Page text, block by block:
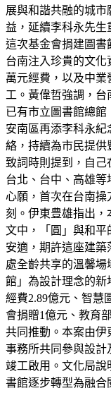
展與和諧共融的城
益，延續李科永先生
這次基金會捐建圖書
台南注入珍貴的文化
萬元經費，以及中
工。黃偉哲強調，
已有市立圖書館總
安南區再添李科永紀
絡，持續為市民提供
致詞時則提到，自
台北、台中、高雄等
心願，首次在台南操
刻。伊東豊雄指出，
文中，「圓」與和平
安適，期許這座建
處全齡共享的溫馨
館」為設計理念的新
經費2.89億元、智慧
會捐贈1億元、教育
共同推動。本案由伊
事務所共同參與設計
竣工啟用。文化局說
書館逐步轉型為融合